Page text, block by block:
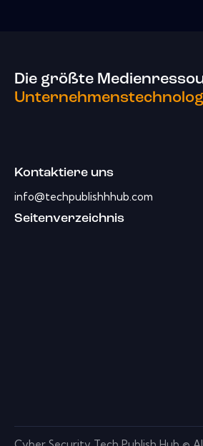
Die größte
Kontaktiere uns
info@techpublishhhub.com
Seitenverzeichnis